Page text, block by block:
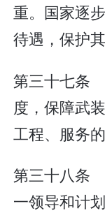
重。国家逐
待遇，保护
第三十七条
度，保障武
工程、服务
第三十八条
一领导和计